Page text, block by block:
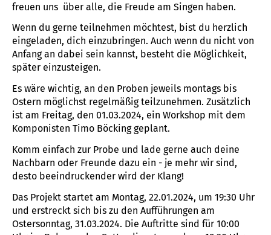
freuen uns über alle, die Freude am Singen haben.
Wenn du gerne teilnehmen möchtest, bist du herzlich
eingeladen, dich einzubringen. Auch wenn du nicht von
Anfang an dabei sein kannst, besteht die Möglichkeit,
später einzusteigen.
Es wäre wichtig, an den Proben jeweils montags bis
Ostern möglichst regelmäßig teilzunehmen. Zusätzlich
ist am Freitag, den 01.03.2024, ein Workshop mit dem
Komponisten Timo Böcking geplant.
Komm einfach zur Probe und lade gerne auch deine
Nachbarn oder Freunde dazu ein - je mehr wir sind,
desto beeindruckender wird der Klang!
Das Projekt startet am Montag, 22.01.2024, um 19:30 Uhr
und erstreckt sich bis zu den Aufführungen am
Ostersonntag, 31.03.2024. Die Auftritte sind für 10:00